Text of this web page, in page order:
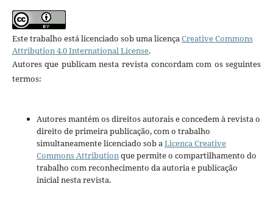
Este trabalho está licenciado sob uma licençaCreative Commons
Attribution 4.0 International License.
Autores que publicam nesta revista concordam com os seguintes
termos:
Autores mantém os direitos autorais e concedem à revista o
direito de primeira publicação, com o trabalho
simultaneamente licenciado sob aLicença Creative
Commons Attributionque permite o compartilhamento do
trabalho com reconhecimento da autoria e publicação
inicial nesta revista.